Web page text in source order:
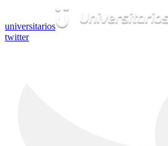
universitarios
twitter